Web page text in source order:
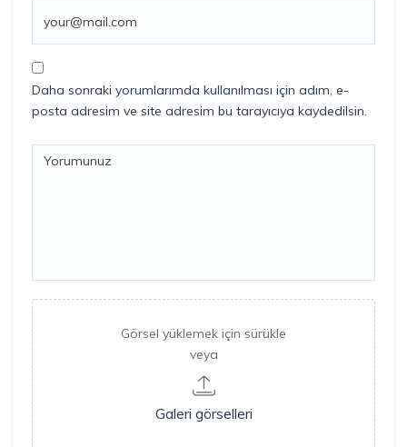
Daha sonraki yorumlarımda kullanılması için adım, e-
posta adresim ve site adresim bu tarayıcıya kaydedilsin.
Görsel yüklemek için sürükle
veya
Galeri görselleri